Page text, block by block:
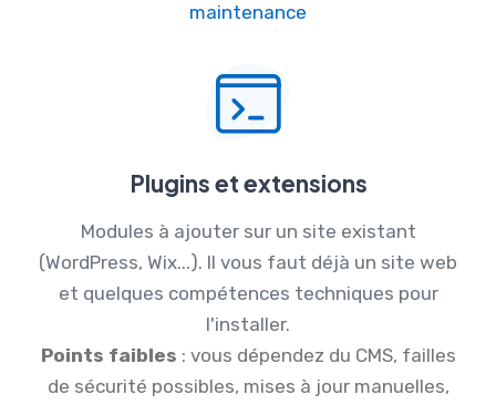
maintenance
Plugins et extensions
Modules à ajouter sur un site existant
(WordPress, Wix...). Il vous faut déjà un site web
et quelques compétences techniques pour
l'installer.
Points faibles : vous dépendez du CMS, failles
de sécurité possibles, mises à jour manuelles,